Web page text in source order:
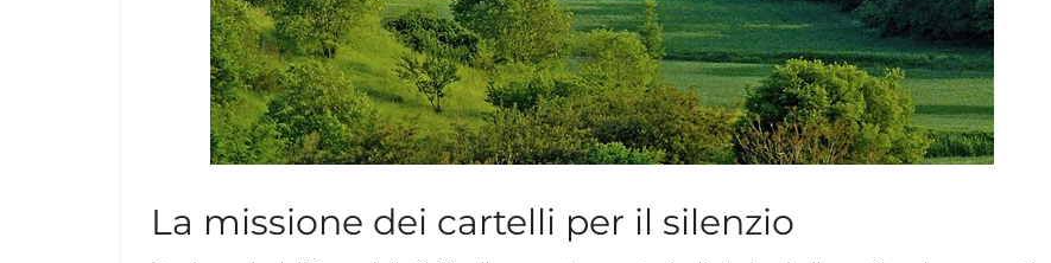
La missione dei cartelli per il silenzio